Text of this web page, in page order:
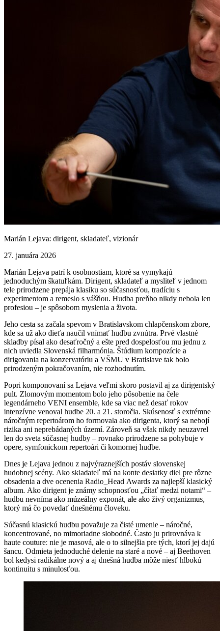
Marián Lejava: dirigent, skladateľ, vizionár
27. januára 2026
Marián Lejava patrí k osobnostiam, ktoré sa vymykajú
jednoduchým škatuľkám. Dirigent, skladateľ a mysliteľ v jednom
tele prirodzene prepája klasiku so súčasnosťou, tradíciu s
experimentom a remeslo s vášňou. Hudba preňho nikdy nebola len
profesiou – je spôsobom myslenia a života.
Jeho cesta sa začala spevom v Bratislavskom chlapčenskom zbore,
kde sa už ako dieťa naučil vnímať hudbu zvnútra. Prvé vlastné
skladby písal ako desaťročný a ešte pred dospelosťou mu jednu z
nich uviedla Slovenská filharmónia. Štúdium kompozície a
dirigovania na konzervatóriu a VŠMU v Bratislave tak bolo
prirodzeným pokračovaním, nie rozhodnutím.
Popri komponovaní sa Lejava veľmi skoro postavil aj za dirigentský
pult. Zlomovým momentom bolo jeho pôsobenie na čele
legendárneho VENI ensemble, kde sa viac než desať rokov
intenzívne venoval hudbe 20. a 21. storočia. Skúsenosť s extrémne
náročným repertoárom ho formovala ako dirigenta, ktorý sa nebojí
rizika ani neprebádaných území. Zároveň sa však nikdy neuzavrel
len do sveta súčasnej hudby – rovnako prirodzene sa pohybuje v
opere, symfonickom repertoári či komornej hudbe.
Dnes je Lejava jednou z najvýraznejších postáv slovenskej
hudobnej scény. Ako skladateľ má na konte desiatky diel pre rôzne
obsadenia a dve ocenenia Radio_Head Awards za najlepší klasický
album. Ako dirigent je známy schopnosťou „čítať medzi notami“ –
hudbu nevníma ako múzeálny exponát, ale ako živý organizmus,
ktorý má čo povedať dnešnému človeku.
Súčasnú klasickú hudbu považuje za čisté umenie – náročné,
koncentrované, no mimoriadne slobodné. Často ju prirovnáva k
haute couture: nie je masová, ale o to silnejšia pre tých, ktorí jej dajú
šancu. Odmieta jednoduché delenie na staré a nové – aj Beethoven
bol kedysi radikálne nový a aj dnešná hudba môže niesť hlbokú
kontinuitu s minulosťou.